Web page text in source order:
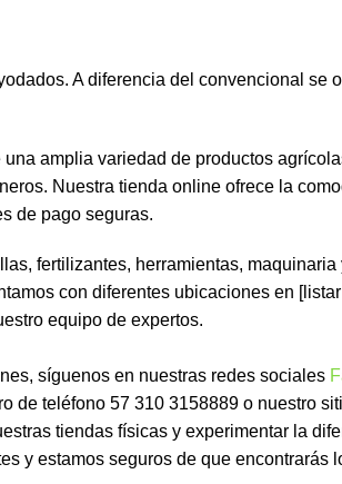
A diferencia del convencional se
amplia variedad de productos
Nuestra tienda online ofrece la
de pago seguras.
fertilizantes, herramientas,
con diferentes ubicaciones en
equipo de expertos.
síguenos en nuestras redes sociales
de teléfono 57 310 3158889 o nuestro
tiendas físicas y experimentar la
y estamos seguros de que encontrarás